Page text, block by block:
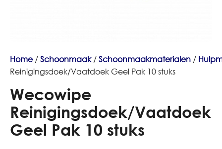
Home/Schoonmaak/Schoonmaakmaterialen /
Reinigingsdoek/Vaatdoek Geel Pak 10 stuks
Wecowipe
Reinigingsdoek/Vaatdoek
Geel Pak 10 stuks